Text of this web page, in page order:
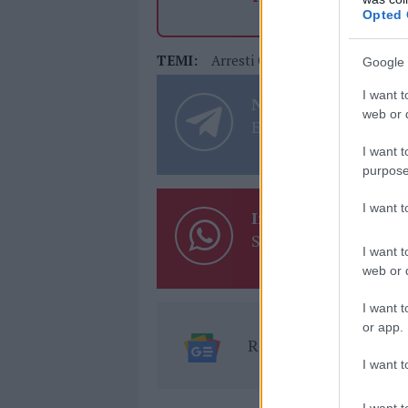
Opted
Google
I want
web or
I want
I want
I want
web or
I want
or app.
I want
TEMI: Arresti Olbia Bancarotta
Notizie in tempo
Entra nel canale
Inviaci le tue
Su WhatsApp al
Ricevi le nostre